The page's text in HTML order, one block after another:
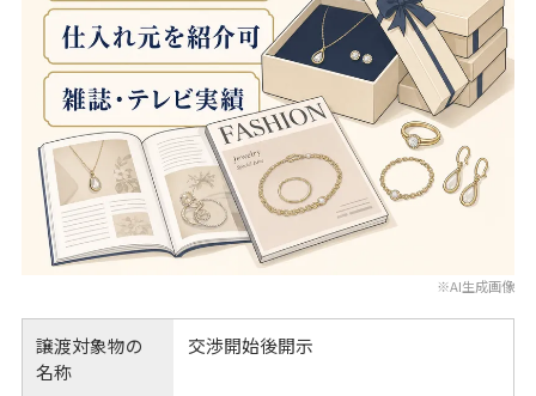
※AI生成画像
譲渡対象物の
名称
交渉開始後開示